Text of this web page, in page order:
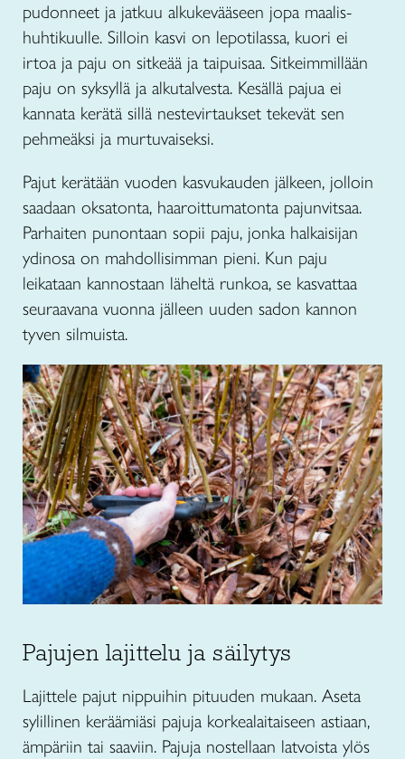
pudonneet ja jatkuu alkukevääseen jopa maalis-
huhtikuulle. Silloin kasvi on lepotilassa, kuori ei
irtoa ja paju on sitkeää ja taipuisaa. Sitkeimmillään
paju on syksyllä ja alkutalvesta. Kesällä pajua ei
kannata kerätä sillä nestevirtaukset tekevät sen
pehmeäksi ja murtuvaiseksi.
Pajut kerätään vuoden kasvukauden jälkeen, jolloin
saadaan oksatonta, haaroittumatonta pajunvitsaa.
Parhaiten punontaan sopii paju, jonka halkaisijan
ydinosa on mahdollisimman pieni. Kun paju
leikataan kannostaan läheltä runkoa, se kasvattaa
seuraavana vuonna jälleen uuden sadon kannon
tyven silmuista.
Pajujen lajittelu ja säilytys
Lajittele pajut nippuihin pituuden mukaan. Aseta
sylillinen keräämiäsi pajuja korkealaitaiseen astiaan,
ämpäriin tai saaviin. Pajuja nostellaan latvoista ylös